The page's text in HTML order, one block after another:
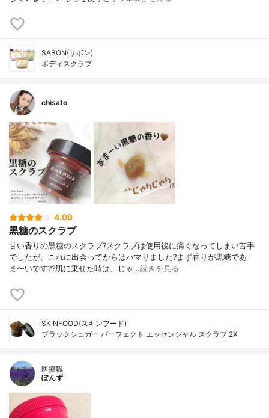
SABON(サボン)
ボディスクラブ
chisato
4.00
黒糖のスクラブ
甘い香りの黒糖のスクラブ?スクラブは使用後に痛くなってしまい苦手
でしたが、これに出会ってからはハマりました?まず香りが黒糖であ
ま〜いです??肌に乗せた時は、じゃ…続きを見る
SKINFOOD(スキンフード)
ブラックシュガー パーフェクト エッセンシャル スクラブ 2X
医療職
ぽんず